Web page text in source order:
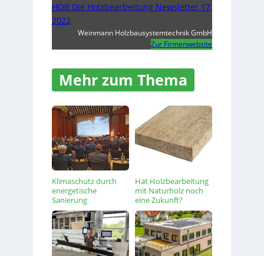
HOB Die Holzbearbeitung Newsletter 17
2022
Weinmann Holzbausystemtechnik GmbH
Zur Firmenwebsite
Mehr zum Thema
Klimaschutz durch
energetische
Sanierung
Hat Holzbearbeitung
mit Naturholz noch
eine Zukunft?